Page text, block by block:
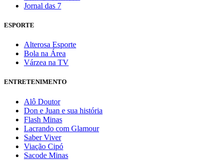
Jornal das 7
ESPORTE
Alterosa Esporte
Bola na Área
Várzea na TV
ENTRETENIMENTO
Alô Doutor
Don e Juan e sua história
Flash Minas
Lacrando com Glamour
Saber Viver
Viação Cipó
Sacode Minas